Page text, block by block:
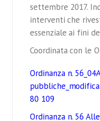
settembre 2017.
interventi che
essenziale ai fini
Coordinata con le
Ordinanza n.
80 109
Ordinanza n. 56